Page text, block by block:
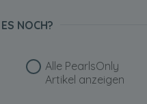
NOCH?
Alle PearlsOnly
Artikel anzeigen